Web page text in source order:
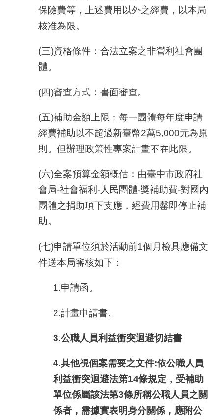
保險費等，上述費用以外之經費，以本局
核准為限。
(三)資格條件：合法立案之非營利社會團
體。
(四)審查方式：書面審查。
(五)補助金額上限：每一團體每年度申請
經費補助以不超過新臺幣2萬5,000元為原
則。但辦理政策性專案計畫不在此限。
(六)全案預算金額概估：由臺中市政府社
會局-社會福利 -人民團體-獎補助費-對國內
團體之捐助項下支應，經費用罄即停止補
助。
(七)申請單位須於活動前1個月檢具應備文
件送本局審核如下：
1.申請函。
2.計畫申請書。
3.公職人員利益衝突迴避切結書
4.其他視個案需要之文件:依公職人員
利益衝突迴避法第14條規定，受補助
單位係屬該法第3條所稱公職人員之關
係者，需據實表明身分關係，應附公